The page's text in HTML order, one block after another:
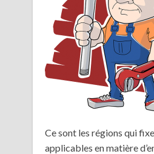
Ce sont les régions qui
applicables en matière